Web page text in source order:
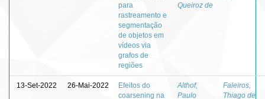
para
rastreamento e
segmentação
de objetos em
vídeos via
grafos de
regiões
Queiroz de
13-Set-2022 26-Mai-2022
Efeitos do
coarsening na
Althof,
Paulo
Faleiros,
Thiago de